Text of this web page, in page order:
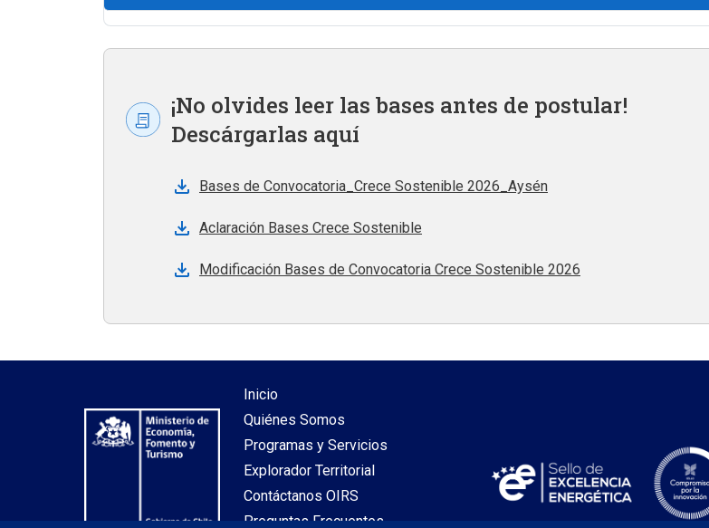
¡No olvides leer las bases antes de postular!
Descárgarlas aquí
Bases de Convocatoria_Crece Sostenible 2026_Aysén
Aclaración Bases Crece Sostenible
Modificación Bases de Convocatoria Crece Sostenible 2026
Inicio
Quiénes Somos
Programas y Servicios
Explorador Territorial
Contáctanos OIRS
Preguntas Frecuentes